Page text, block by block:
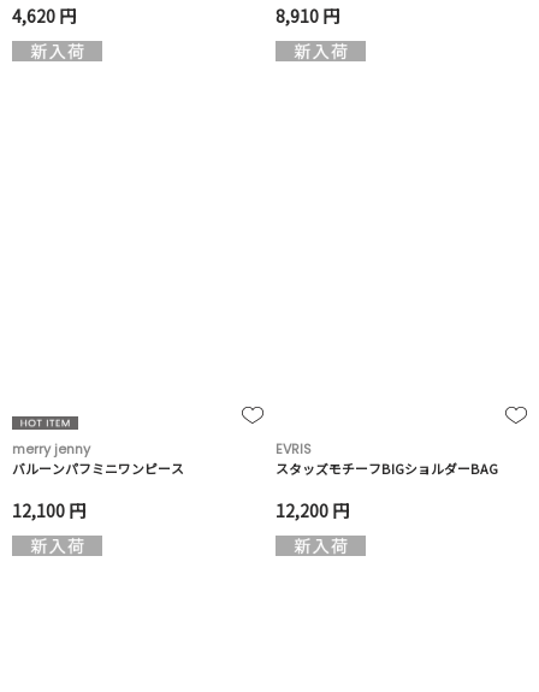
4,620 円 8,910 円
merry jenny
バルーンパフミニワンピース
12,100 円
EVRIS
スタッズモチーフBIGショルダーBAG
12,200 円